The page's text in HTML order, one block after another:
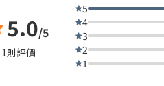
5.0/5
1則評價
5
4
3
2
1